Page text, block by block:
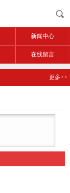
新闻中心
在线留言
更多>>